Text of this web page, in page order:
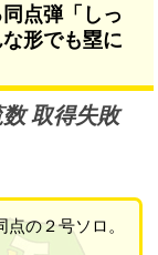
点弾「しっ
形でも塁に
取得失敗
の２号ソロ。